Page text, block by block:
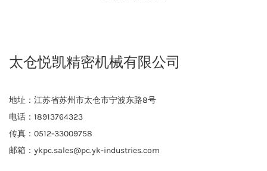
太仓悦凯精密机械有限公司
地址：江苏省苏州市太仓市宁波东路8号
电话：18913764323
传真：0512-33009758
邮箱：ykpc.sales@pc.yk-industries.com